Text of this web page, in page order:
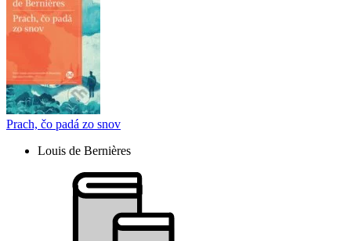
Prach, čo padá zo snov
Louis de Bernières